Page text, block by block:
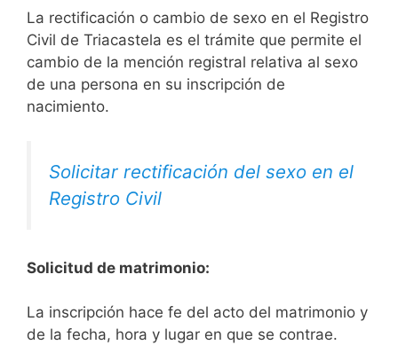
La rectificación o cambio de sexo en el Registro
Civil de Triacastela es el trámite que permite el
cambio de la mención registral relativa al sexo
de una persona en su inscripción de
nacimiento.
Solicitar rectificación del sexo en el
Registro Civil
Solicitud de matrimonio:
La inscripción hace fe del acto del matrimonio y
de la fecha, hora y lugar en que se contrae.